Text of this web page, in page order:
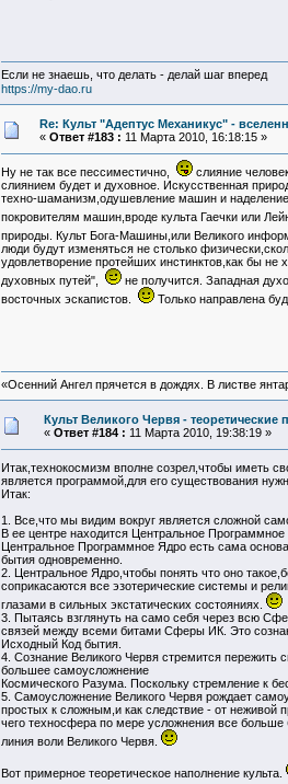
Если не знаешь, что делать - делай шаг вперед
https://my-dao.ru
Re: Культ "Адептус Механикус" -
« Ответ #183 : 11 Марта 2010, 16:18:15 »
Ну не так все пессиместично,
слияние
слиянием будет и духовное. Искусственная
техно-шаманизм,одушевление машин и
покровителям машин,вроде культа Гаечки или
природы. Культ Бога-Машины,или Великого
люди будут изменяться не столько
удовлетворение протейших инстинктов,как бы
духовных путей",
не получится. Западная
восточных эскапистов.
Только направлена
«Осенний Ангел прячется в дождях. В листве
Культ Великого Червя - теоретические
« Ответ #184 : 11 Марта 2010, 19:38:19 »
Итак,технокосмизм вполне созрел,чтобы иметь
является программой,для его существования
Итак:
1. Все,что мы видим вокруг является сложной
В ее центре находится Центральное
Центральное Программное Ядро есть сама
бытия одновременно.
2. Центральное Ядро,чтобы понять что оно
соприкасаются все эзотерические системы и
глазами в сильных экстатических состояниях.
3. Пытаясь взглянуть на само себя через всю
связей между всеми битами Сферы ИК. Это
Исходный Код бытия.
4. Сознание Великого Червя стремится пережить
большее самоусложнение
Космического Разума. Поскольку стремление к
5. Самоусложнение Великого Червя рождает
простых к сложным,и как следствие - от
чего техносфера по мере усложнения все
линия воли Великого Червя.
Вот примерное теоретическое наполнение культа.